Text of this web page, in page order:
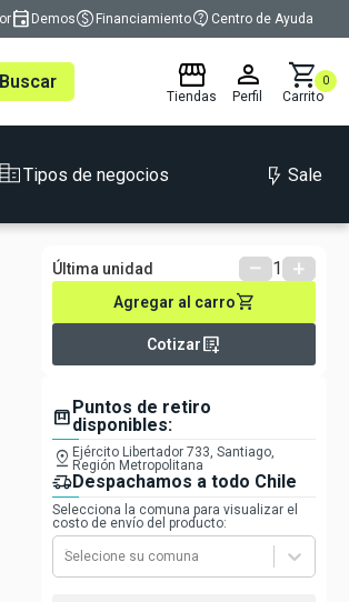
event Demosmonetization_on Financiamientocontact_support Centro de Ayuda
Buscar storefront
Tiendas
person
Perfil
shopping_cart
Carrito
0
Tipos de negocios Sale
Última unidad remove 1 add
Agregar al carroshopping_cart
Cotizarlist_alt_add
boxPuntos de retiro
disponibles:
pin_dropEjército Libertador 733, Santiago,
Región Metropolitana
delivery_truck_speedDespachamos a todo Chile
Selecciona la comuna para visualizar el
costo de envío del producto:
Selecione su comuna